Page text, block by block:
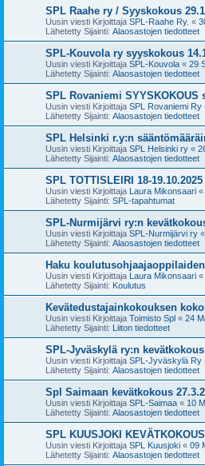
SPL Raahe ry / Syyskokous
Uusin viesti Kirjoittaja SPL-Raahe Ry. «
Lähetetty Sijainti: Alaosastojen tiedotteet
SPL-Kouvola ry syyskokous
Uusin viesti Kirjoittaja SPL-Kouvola « 29
Lähetetty Sijainti: Alaosastojen tiedotteet
SPL Rovaniemi SYYSKOKOUS
Uusin viesti Kirjoittaja SPL Rovaniemi Ry
Lähetetty Sijainti: Alaosastojen tiedotteet
SPL Helsinki r.y:n
Uusin viesti Kirjoittaja SPL Helsinki ry «
Lähetetty Sijainti: Alaosastojen tiedotteet
SPL TOTTISLEIRI 18-19.10.2025
Uusin viesti Kirjoittaja Laura Mikonsaari «
Lähetetty Sijainti: SPL-tapahtumat
SPL-Nurmijärvi ry:n
Uusin viesti Kirjoittaja SPL-Nurmijärvi ry «
Lähetetty Sijainti: Alaosastojen tiedotteet
Haku
Uusin viesti Kirjoittaja Laura Mikonsaari «
Lähetetty Sijainti: Koulutus
Kevätedustajainkokouksen
Uusin viesti Kirjoittaja Toimisto Spl « 24
Lähetetty Sijainti: Liiton tiedotteet
SPL-Jyväskylä ry:n kevätkokous
Uusin viesti Kirjoittaja SPL-Jyväskylä Ry
Lähetetty Sijainti: Alaosastojen tiedotteet
Spl Saimaan kevätkokous
Uusin viesti Kirjoittaja SPL-Saimaa « 10
Lähetetty Sijainti: Alaosastojen tiedotteet
SPL KUUSJOKI
Uusin viesti Kirjoittaja SPL Kuusjoki « 09
Lähetetty Sijainti: Alaosastojen tiedotteet